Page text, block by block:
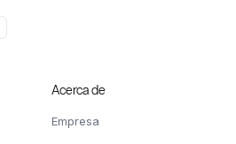
Acerca de
Empresa